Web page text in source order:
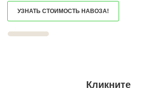
КРАСНОДАР
НОВОСИБИРСК
ВОРОНЕЖ
РОСТОВ
ЗЕЛЕНОКУМСК
ЗУБЦОВ
ТАШТАГОЛ
УЗНАТЬ СТОИМОСТЬ НАВОЗА!
Кликните